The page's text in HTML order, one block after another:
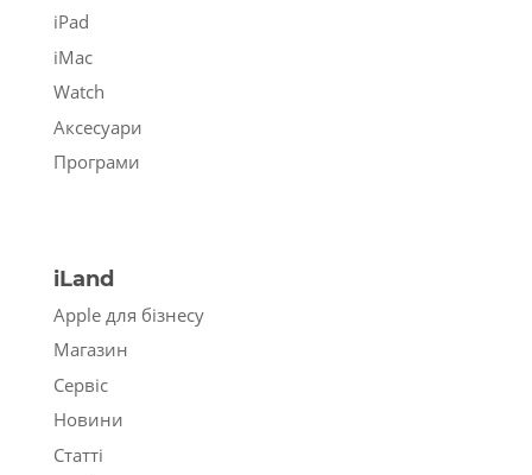
iPad
iMac
Watch
Аксесуари
Програми
iLand
Apple для бізнесу
Магазин
Сервіс
Новини
Статті